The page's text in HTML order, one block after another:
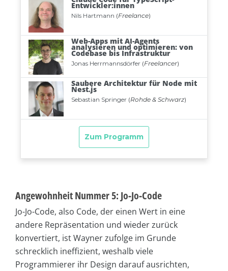
Angewohnheit Nummer 5: Jo-Jo-Code
Jo-Jo-Code, also Code, der einen Wert in eine
andere Repräsentation und wieder zurück
konvertiert, ist Wayner zufolge im Grunde
schrecklich ineffizient, weshalb viele
Programmierer ihr Design darauf ausrichten,